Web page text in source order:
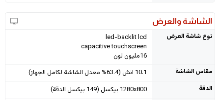
الشاشة والعرض
نوع شاشة العرض
led-backlit lcd
capacitive touchscreen
16مليون لون
مقاس الشاشة
10.1 انش (63.4% معدل الشاشة لكامل الجهاز)
الدقة
1280x800 بيكسل (149 بيكسل الدقة)